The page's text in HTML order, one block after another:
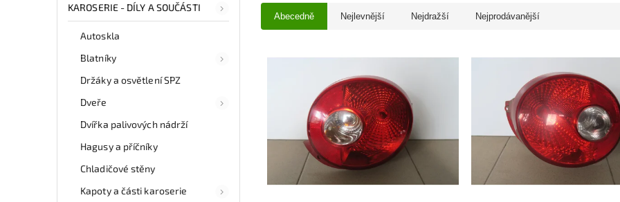
KAROSERIE - DÍLY A SOUČÁSTI
Autoskla
Blatníky
Držáky a osvětlení SPZ
Dveře
Dvířka palivových nádrží
Hagusy a příčníky
Chladičové stěny
Kapoty a části karoserie
Abecedně Nejlevnější Nejdražší Nejprodávanější